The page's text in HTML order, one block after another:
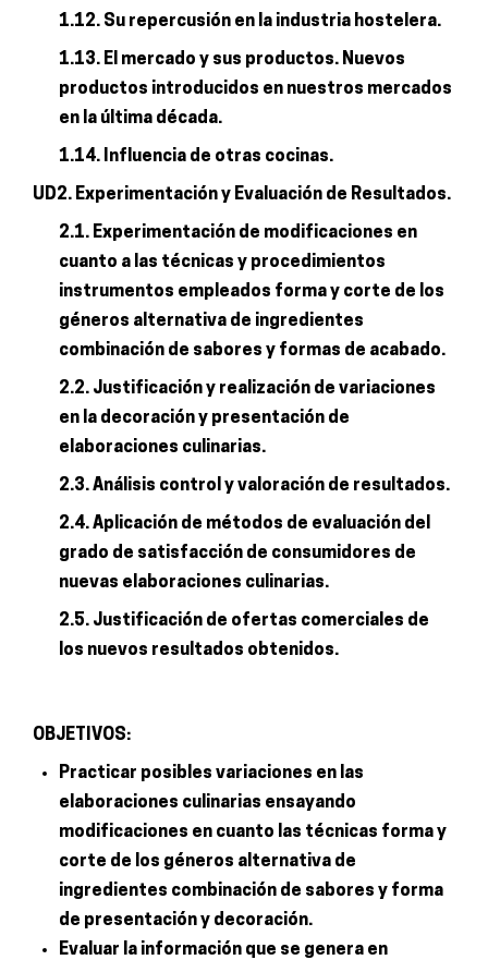
1.12. Su repercusión en la industria hostelera.
1.13. El mercado y sus productos. Nuevos
productos introducidos en nuestros mercados
en la última década.
1.14. Influencia de otras cocinas.
UD2. Experimentación y Evaluación de Resultados.
2.1. Experimentación de modificaciones en
cuanto a las técnicas y procedimientos
instrumentos empleados forma y corte de los
géneros alternativa de ingredientes
combinación de sabores y formas de acabado.
2.2. Justificación y realización de variaciones
en la decoración y presentación de
elaboraciones culinarias.
2.3. Análisis control y valoración de resultados.
2.4. Aplicación de métodos de evaluación del
grado de satisfacción de consumidores de
nuevas elaboraciones culinarias.
2.5. Justificación de ofertas comerciales de
los nuevos resultados obtenidos.
OBJETIVOS:
Practicar posibles variaciones en las
elaboraciones culinarias ensayando
modificaciones en cuanto las técnicas forma y
corte de los géneros alternativa de
ingredientes combinación de sabores y forma
de presentación y decoración.
Evaluar la información que se genera en